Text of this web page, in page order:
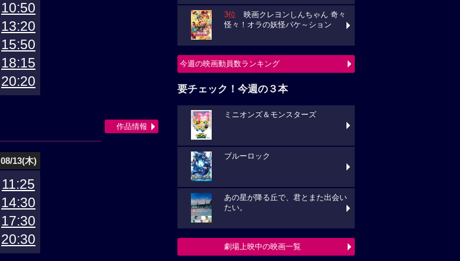
10:50
13:20
15:50
18:15
20:20
08/13(木)
11:25
14:30
17:30
20:30
作品情報
3位 映画クレヨンしんちゃん 奇々
怪々！オラの妖怪バケ～ション
今週の映画動員数ランキング
要チェック！今週の３本
ミニオンズ＆モンスターズ
ブルーロック
あの星が降る丘で、君とまた出会い
たい。
劇場上映中の映画一覧